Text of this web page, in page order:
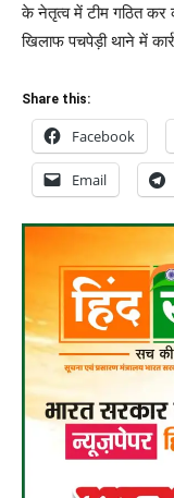
के नेतृत्व में टीम गठित कर
खिलाफ पचपेड़ी थाने में
Share this:
Facebook
Email